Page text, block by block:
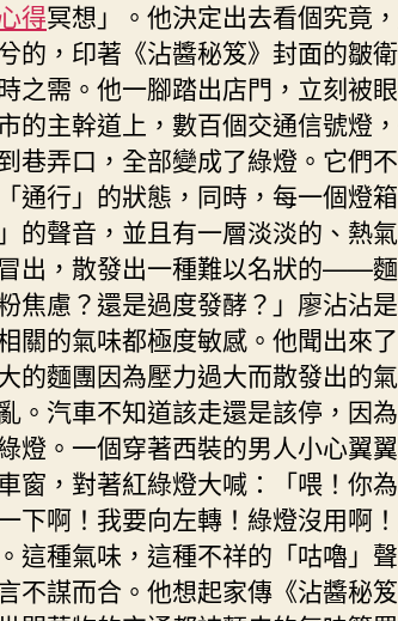
得冥想」。他決定出去看個究竟
的，印著《沾醬秘笈》封面的皺
之需。他一腳踏出店門，立刻被
的主幹道上，數百個交通信號燈
巷弄口，全部變成了綠燈。它們
通行」的狀態，同時，每一個燈
的聲音，並且有一層淡淡的、熱
出，散發出一種難以名狀的——
焦慮？還是過度發酵？」廖沾沾
關的氣味都極度敏感。他聞出來
的麵團因為壓力過大而散發出的氣
。汽車不知道該走還是該停，因
燈。一個穿著西裝的男人小心翼
窗，對著紅綠燈大喊：「喂！你
下啊！我要向左轉！綠燈沒用啊
這種氣味，這種不祥的「咕嚕」
不謀而合。他想起家傳《沾醬秘